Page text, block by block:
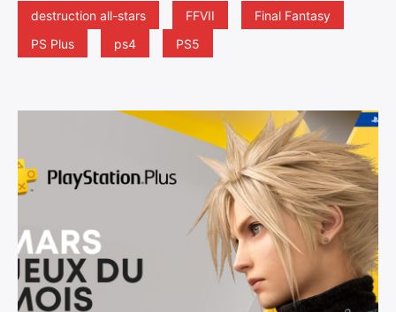
destruction all-stars FFVII
Final Fantasy
PS Plus
ps4 PS5